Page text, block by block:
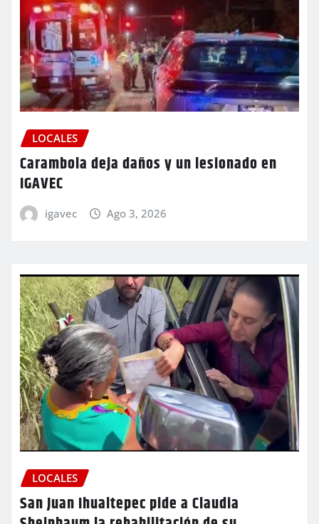
LOCALES
Carambola deja daños y un lesionado en
IGAVEC
igavec Ago 3, 2026
LOCALES
San Juan Ihualtepec pide a Claudia